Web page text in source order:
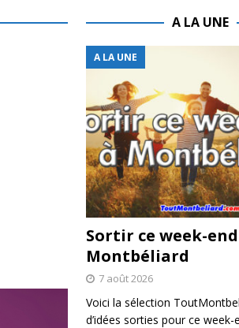
A LA UNE
A LA UNE
Sortir ce week-
Montbéliard
7 août 2026
Voici la sélection
d’idées sorties pour ce week-